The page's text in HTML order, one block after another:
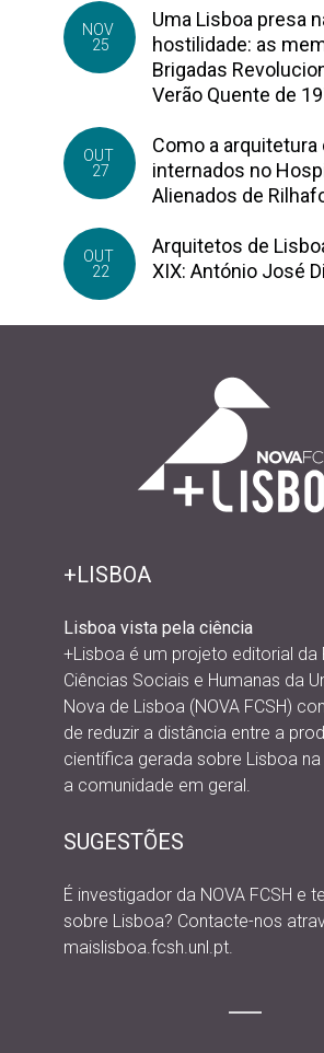
NOV
25
Uma Lisboa presa
hostilidade: as
Brigadas
Verão Quente de
OUT
27
Como a
internados no
Alienados de
OUT
22
Arquitetos de
XIX: António José
+LISBOA
Lisboa vista pela ciência
+Lisboa é um projeto editorial da
Ciências Sociais e Humanas da
Nova de Lisboa (NOVA FCSH)
de reduzir a distância entre a
científica gerada sobre Lisboa
a comunidade em geral.
SUGESTÕES
É investigador da NOVA FCSH e
sobre Lisboa? Contacte-nos
maislisboa.fcsh.unl.pt.